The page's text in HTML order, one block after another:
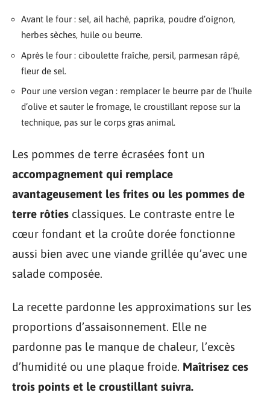
Avant le four : sel, ail haché, paprika, poudre d’oignon,
herbes sèches, huile ou beurre.
Après le four : ciboulette fraîche, persil, parmesan râpé,
fleur de sel.
Pour une version vegan : remplacer le beurre par de l’huile
d’olive et sauter le fromage, le croustillant repose sur la
technique, pas sur le corps gras animal.
Les pommes de terre écrasées font un
accompagnement qui remplace
avantageusement les frites ou les pommes de
terre rôties classiques. Le contraste entre le
cœur fondant et la croûte dorée fonctionne
aussi bien avec une viande grillée qu’avec une
salade composée.
La recette pardonne les approximations sur les
proportions d’assaisonnement. Elle ne
pardonne pas le manque de chaleur, l’excès
d’humidité ou une plaque froide. Maîtrisez ces
trois points et le croustillant suivra.